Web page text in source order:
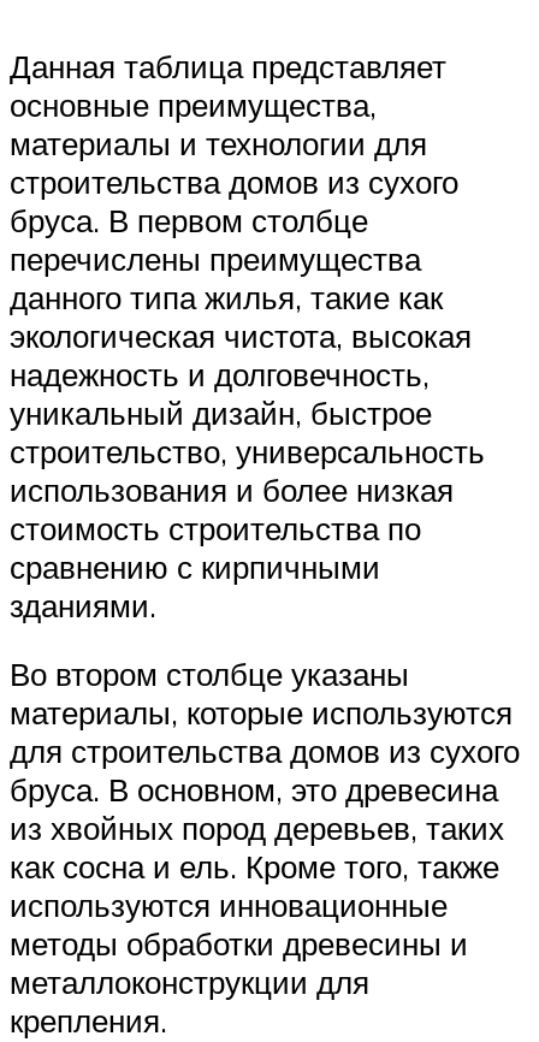
Данная таблица представляет
основные преимущества,
материалы и технологии для
строительства домов из сухого
бруса. В первом столбце
перечислены преимущества
данного типа жилья, такие как
экологическая чистота, высокая
надежность и долговечность,
уникальный дизайн, быстрое
строительство, универсальность
использования и более низкая
стоимость строительства по
сравнению с кирпичными
зданиями.
Во втором столбце указаны
материалы, которые используются
для строительства домов из сухого
бруса. В основном, это древесина
из хвойных пород деревьев, таких
как сосна и ель. Кроме того, также
используются инновационные
методы обработки древесины и
металлоконструкции для
крепления.